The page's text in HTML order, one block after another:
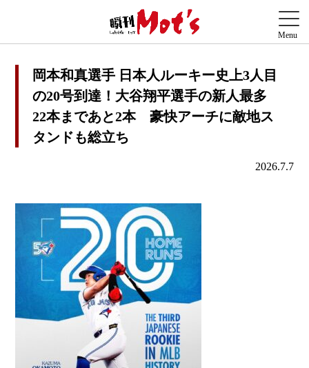
岡本和真選手 日本人ルーキー史上3人目
の20号到達！大谷翔平選手の新人最多
22本まであと2本 豪快アーチに敵地ス
タンドも総立ち
2026.7.7